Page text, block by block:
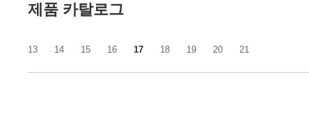
제품 카탈로그
13 14 15 16 17 18 19 20 21